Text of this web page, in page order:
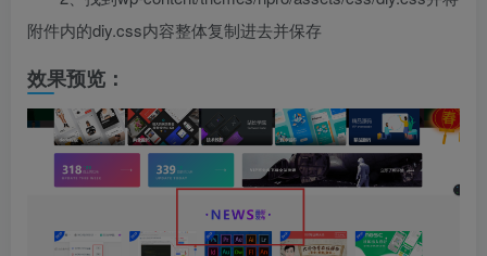
附件内的diy.css内容整体复制进去并保存
效果预览：